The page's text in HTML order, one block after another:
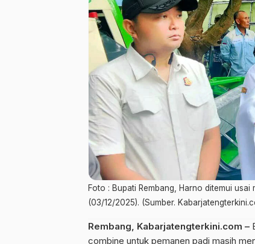
Foto : Bupati Rembang, Harno ditemui
(03/12/2025). (Sumber.
Rembang, Kabarjatengterkini.com –
combine untuk pemanen padi masih